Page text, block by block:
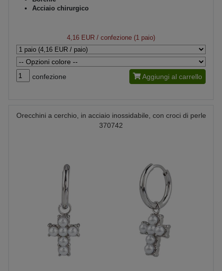
Acciaio chirurgico
4,16 EUR / confezione (1 paio)
confezione Aggiungi al carrello
Orecchini a cerchio, in acciaio inossidabile, con croci di perle
370742